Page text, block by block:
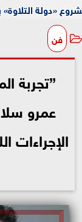
بمحافظتي
فن
”تجربة
عمرو